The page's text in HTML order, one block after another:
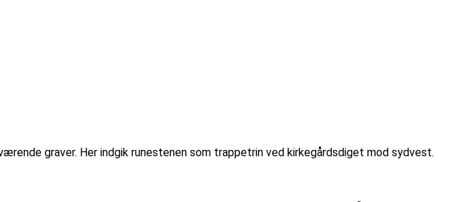
graver. Her indgik runestenen som trappetrin ved kirkegårdsdiget mod sydvest.